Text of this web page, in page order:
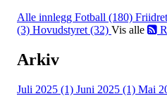
Alle innlegg Fotball (180)
(3) Hovudstyret (32) Vis alle
Arkiv
Juli 2025 (1) Juni 2025 (1) Mai